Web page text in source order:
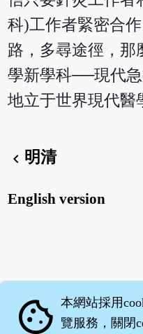
科)工作者緊密合
路，多尋途徑，那
學新學科──現代
地立于世界現代醫
chevron_left 明清
English version
cookie 本網站採用
覽服務，關閉